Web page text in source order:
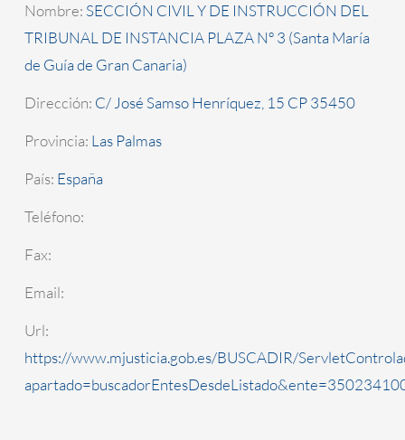
Nombre: SECCIÓN CIVIL Y DE INSTRUCCIÓN DEL
TRIBUNAL DE INSTANCIA PLAZA Nº 3 (Santa María
de Guía de Gran Canaria)
Dirección: C/ José Samso Henríquez, 15 CP 35450
Provincia: Las Palmas
País: España
Teléfono:
Fax:
Email:
Url:
https://www.mjusticia.gob.es/BUSCADIR/